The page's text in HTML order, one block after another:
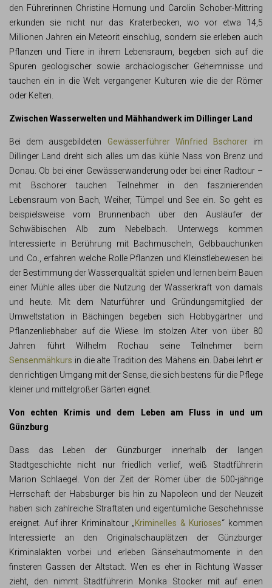
den Führerinnen Christine Hornung und Carolin Schober-Mittring
erkunden sie nicht nur das Kraterbecken, wo vor etwa 14,5
Millionen Jahren ein Meteorit einschlug, sondern sie erleben auch
Pflanzen und Tiere in ihrem Lebensraum, begeben sich auf die
Spuren geologischer sowie archäologischer Geheimnisse und
tauchen ein in die Welt vergangener Kulturen wie die der Römer
oder Kelten.
Zwischen Wasserwelten und Mähhandwerk im Dillinger Land
Bei dem ausgebildeten Gewässerführer Winfried Bschorerim
Dillinger Land dreht sich alles um das kühle Nass von Brenz und
Donau. Ob bei einer Gewässerwanderung oder bei einer Radtour –
mit Bschorer tauchen Teilnehmer in den faszinierenden
Lebensraum von Bach, Weiher, Tümpel und See ein. So geht es
beispielsweise vom Brunnenbach über den Ausläufer der
Schwäbischen Alb zum Nebelbach. Unterwegs kommen
Interessierte in Berührung mit Bachmuscheln, Gelbbauchunken
und Co., erfahren welche Rolle Pflanzen und Kleinstlebewesen bei
der Bestimmung der Wasserqualität spielen und lernen beim Bauen
einer Mühle alles über die Nutzung der Wasserkraft von damals
und heute. Mit dem Naturführer und Gründungsmitglied der
Umweltstation in Bächingen begeben sich Hobbygärtner und
Pflanzenliebhaber auf die Wiese. Im stolzen Alter von über 80
Jahren führt Wilhelm Rochau seine Teilnehmer beim
Sensenmähkurs in die alte Tradition des Mähens ein. Dabei lehrt er
den richtigen Umgang mit der Sense, die sich bestens für die Pflege
kleiner und mittelgroßer Gärten eignet.
Von echten Krimis und dem Leben am Fluss in und um
Günzburg
Dass das Leben der Günzburger innerhalb der langen
Stadtgeschichte nicht nur friedlich verlief, weiß Stadtführerin
Marion Schlaegel. Von der Zeit der Römer über die 500-jährige
Herrschaft der Habsburger bis hin zu Napoleon und der Neuzeit
haben sich zahlreiche Straftaten und eigentümliche Geschehnisse
ereignet. Auf ihrer Kriminaltour „Kriminelles & Kurioses“ kommen
Interessierte an den Originalschauplätzen der Günzburger
Kriminalakten vorbei und erleben Gänsehautmomente in den
finsteren Gassen der Altstadt. Wen es eher in Richtung Wasser
zieht, den nimmt Stadtführerin Monika Stocker mit auf einen